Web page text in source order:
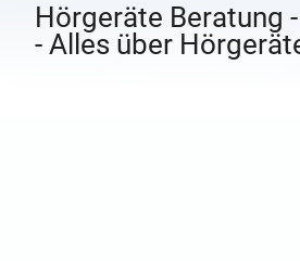
Hörgeräte Beratung
- Alles über